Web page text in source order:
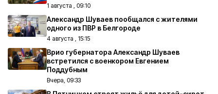
1 августа , 09:10
Александр Шуваев пообщался с жителями
одного из ПВР в Белгороде
4 августа , 15:15
Врио губернатора Александр Шуваев
встретился с военкором Евгением
Поддубным
Вчера, 09:33